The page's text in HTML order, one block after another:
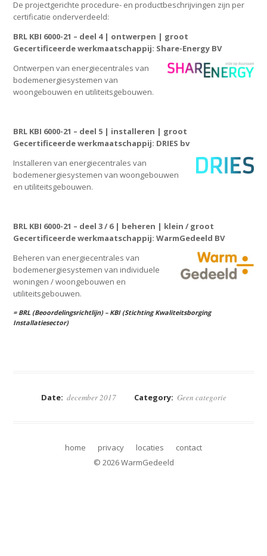
De projectgerichte procedure- en productbeschrijvingen zijn per
certificatie onderverdeeld:
BRL KBI 6000-21 – deel 4 | ontwerpen | groot
Gecertificeerde werkmaatschappij: Share-Energy BV
Ontwerpen van energiecentrales van
bodemenergiesystemen van
woongebouwen en utiliteitsgebouwen.
BRL KBI 6000-21 – deel 5 | installeren | groot
Gecertificeerde werkmaatschappij: DRIES bv
Installeren van energiecentrales van
bodemenergiesystemen van woongebouwen
en utiliteitsgebouwen.
BRL KBI 6000-21 – deel 3 / 6 | beheren | klein / groot
Gecertificeerde werkmaatschappij: WarmGedeeld BV
Beheren van energiecentrales van
bodemenergiesystemen van individuele
woningen / woongebouwen en
utiliteitsgebouwen.
= BRL (Beoordelingsrichtlijn) – KBI (Stichting Kwaliteitsborging
Installatiesector)
Date: december 2017 Category: Geen categorie
home privacy locaties
contact
© 2026 WarmGedeeld
Vacature: medewerker klantenservice